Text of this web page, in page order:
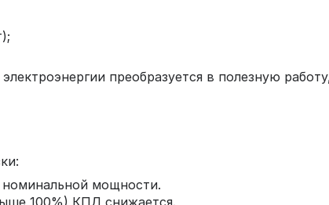
электроэнергии преобразуется в полезную
номинальной мощности.
100%) КПД снижается.